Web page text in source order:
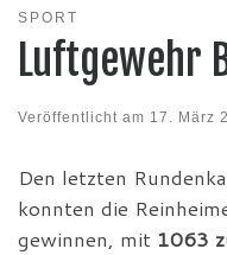
SPORT
Luftgewehr
Veröffentlicht am 17. März
Den letzten
konnten die
gewinnen, mit 1063